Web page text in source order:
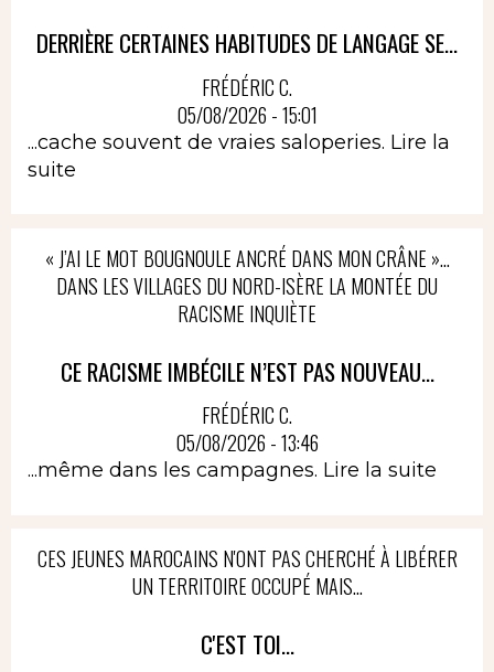
DERRIÈRE CERTAINES HABITUDES DE LANGAGE SE...
FRÉDÉRIC C.
05/08/2026 - 15:01
...cache souvent de vraies saloperies. Lire la
suite
« J’AI LE MOT BOUGNOULE ANCRÉ DANS MON CRÂNE »…
DANS LES VILLAGES DU NORD-ISÈRE LA MONTÉE DU
RACISME INQUIÈTE
CE RACISME IMBÉCILE N’EST PAS NOUVEAU...
FRÉDÉRIC C.
05/08/2026 - 13:46
...même dans les campagnes. Lire la suite
CES JEUNES MAROCAINS N'ONT PAS CHERCHÉ À LIBÉRER
UN TERRITOIRE OCCUPÉ MAIS...
C'EST TOI...